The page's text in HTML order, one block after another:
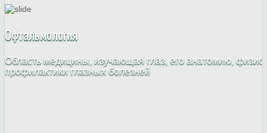
Офтальмология
Область медицины, изучающая глаз, его анатомию,
профилактики глазных болезней